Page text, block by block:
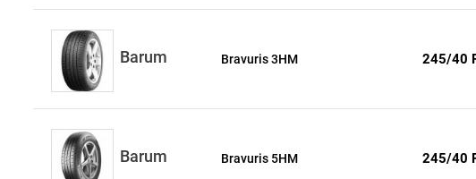
Barum Bravuris 3HM 245/40
Barum Bravuris 5HM 245/40